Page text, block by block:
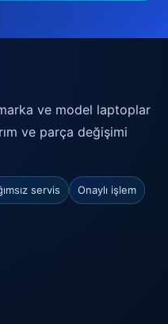
ve model laptoplar
ve parça değişimi
servis Onaylı işlem